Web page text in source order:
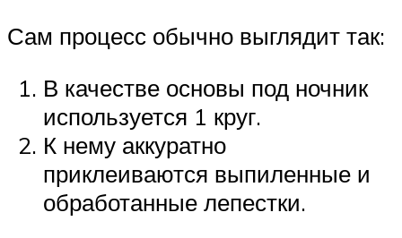
Сам процесс обычно выглядит так:
В качестве основы под ночник
используется 1 круг.
К нему аккуратно
приклеиваются выпиленные и
обработанные лепестки.